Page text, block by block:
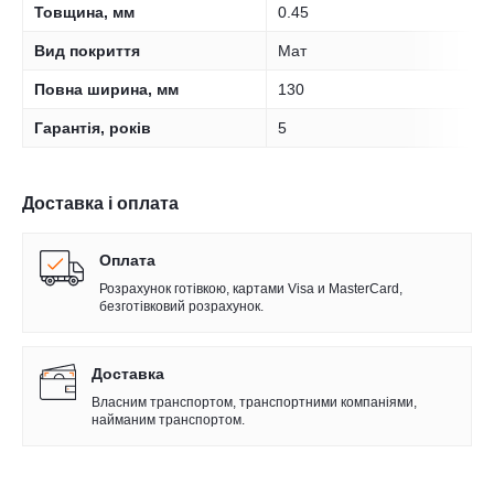
Товщина, мм 0.45
Вид покриття Мат
Повна ширина, мм 130
Гарантія, років 5
Доставка і оплата
Оплата
Розрахунок готівкою, картами Visa и MasterCard,
безготівковий розрахунок.
Доставка
Власним транспортом, транспортними компаніями,
найманим транспортом.